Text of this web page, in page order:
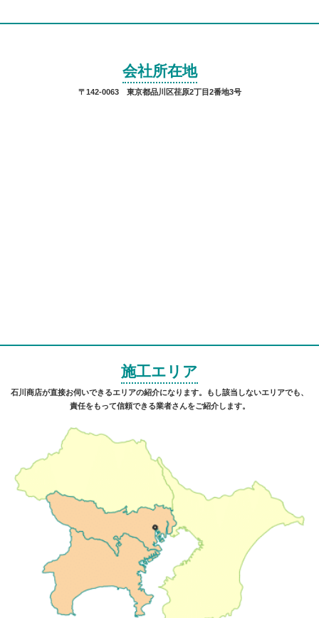
会社所在地
〒142-0063 東京都品川区荏原2丁目2番地3号
施工エリア
石川商店が直接お伺いできるエリアの紹介になります。もし該当しないエリアでも、
責任をもって信頼できる業者さんをご紹介します。